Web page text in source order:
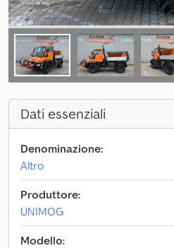
Dati essenziali
Denominazione:
Altro
Produttore:
UNIMOG
Modello: